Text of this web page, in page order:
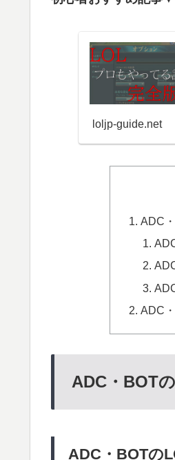
loljp-guide.net
ADC
ADC
ADC・BOT
ADC・BOTの